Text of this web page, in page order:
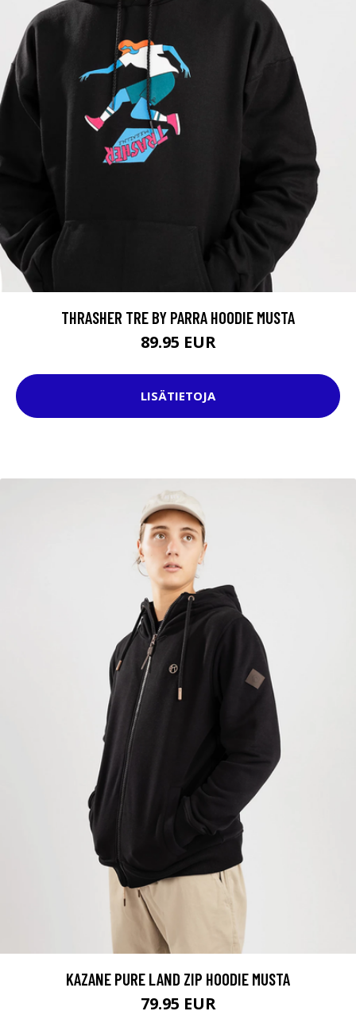
THRASHER TRE BY PARRA HOODIE MUSTA
89.95 EUR
LISÄTIETOJA
KAZANE PURE LAND ZIP HOODIE MUSTA
79.95 EUR